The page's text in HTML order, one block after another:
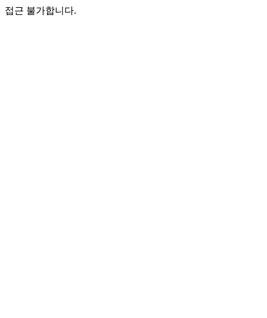
접근 불가합니다.